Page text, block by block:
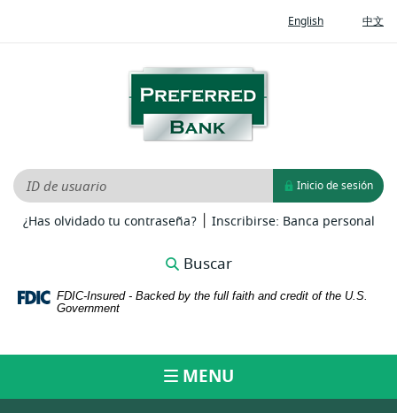
Acrobat
Reader
view,download
Acrobat
English(Opens
中文
Preferred
Bank
ID de usuario Inicio de sesión
¿Has olvidado tu contraseña?(Opens
new
| Inscribirse: Banca personal
Buscar
FDIC-Insured - Backed by the full faith and credit of the U.S.
Government
MENU